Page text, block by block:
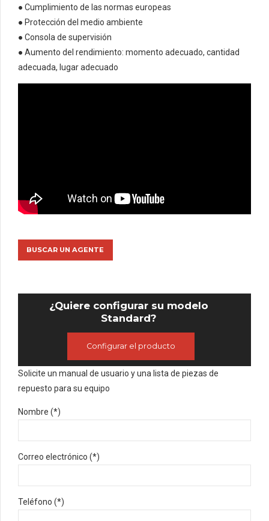
● Cumplimiento de las normas europeas
● Protección del medio ambiente
● Consola de supervisión
● Aumento del rendimiento: momento adecuado, cantidad
adecuada, lugar adecuado
BUSCAR UN AGENTE
¿Quiere configurar su modelo
Standard?
Configurar el producto
Solicite un manual de usuario y una lista de piezas de
repuesto para su equipo
Nombre (*)
Correo electrónico (*)
Teléfono (*)